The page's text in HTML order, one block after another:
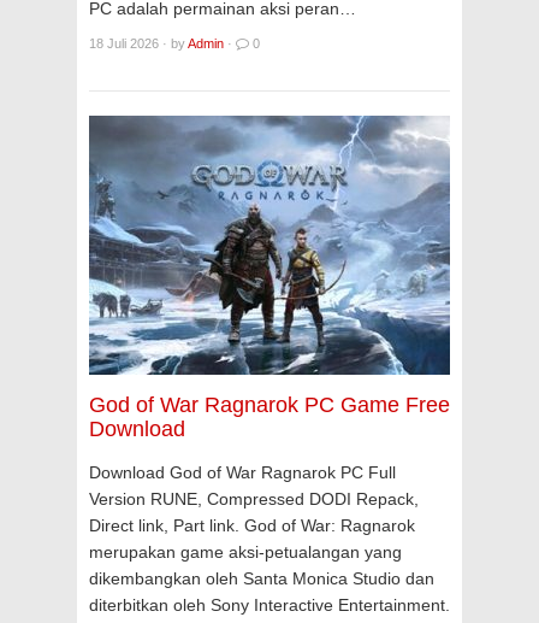
PC adalah permainan aksi peran…
18 Juli 2026 · byAdmin · 0
God of War Ragnarok PC Game Free
Download
Download God of War Ragnarok PC Full
Version RUNE, Compressed DODI Repack,
Direct link, Part link. God of War: Ragnarok
merupakan game aksi-petualangan yang
dikembangkan oleh Santa Monica Studio dan
diterbitkan oleh Sony Interactive Entertainment.